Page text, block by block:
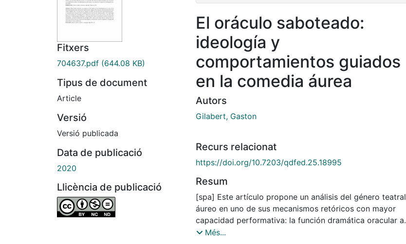
Fitxers
704637.pdf (644.08 KB)
Tipus de document
Article
Versió
Versió publicada
Data de publicació
2020
Llicència de publicació
El oráculo saboteado:
ideología y
comportamientos guiados
en la comedia áurea
Autors
Gilabert, Gaston
Recurs relacionat
https://doi.org/10.7203/qdfed.25.18995
Resum
[spa] Este artículo propone un análisis del género teatral
áureo en uno de sus mecanismos retóricos con mayor
capacidad performativa: la función dramática oracular a
partir de la cual una voz superior -sea un oráculo, un
Més...